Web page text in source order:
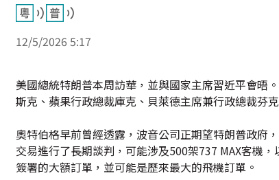
12/5/2026 5:17
美國總統特朗普本周訪華，並與國家主席習近平會晤
斯克、蘋果行政總裁庫克、貝萊德主席兼行政總裁芬
奧特伯格早前曾經透露，波音公司正期望特朗普政府
交易進行了長期談判，可能涉及500架737 MAX客機
簽署的大額訂單，並可能是歷來最大的飛機訂單。